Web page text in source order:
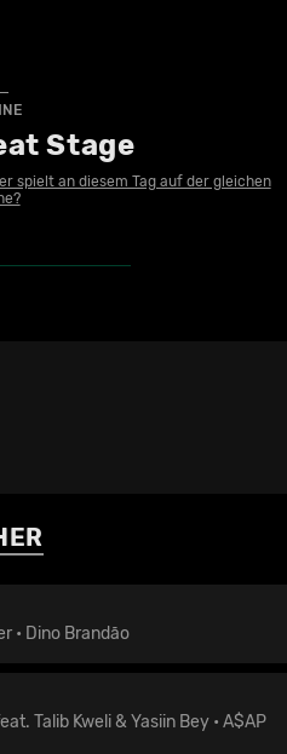
Stage
spielt an diesem Tag auf der gleichen
• Dino Brandão
Talib Kweli & Yasiin Bey • A$AP